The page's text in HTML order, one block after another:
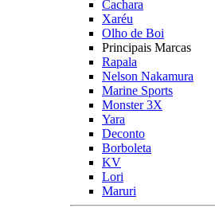
Cachara
Xaréu
Olho de Boi
Principais Marcas
Rapala
Nelson Nakamura
Marine Sports
Monster 3X
Yara
Deconto
Borboleta
KV
Lori
Maruri